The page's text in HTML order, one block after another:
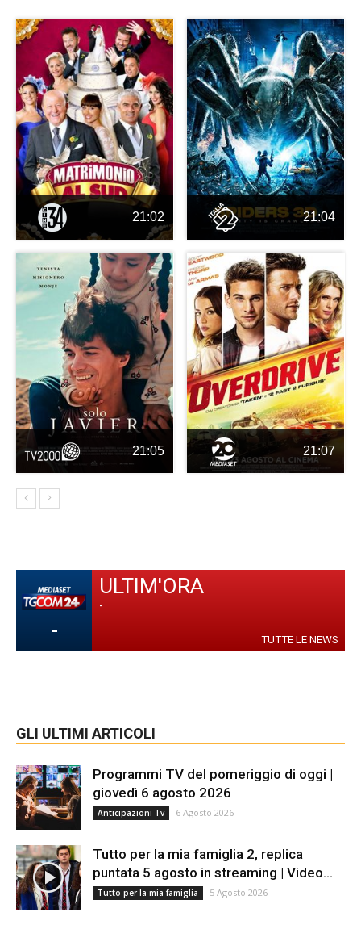
21:02 21:04
21:05 21:07
-
ULTIM'ORA
-
TUTTE LE NEWS
GLI ULTIMI ARTICOLI
Programmi TV del pomeriggio di oggi |
giovedì 6 agosto 2026
Anticipazioni Tv 6 Agosto 2026
Tutto per la mia famiglia 2, replica
puntata 5 agosto in streaming | Video...
Tutto per la mia famiglia 5 Agosto 2026